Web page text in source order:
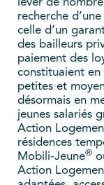
lever de
recherche
celle d’un
des bailleurs
paiement des
constituaient en
petites et
désormais en
jeunes salariés
Action
résidences
Mobili-Jeune®
Action